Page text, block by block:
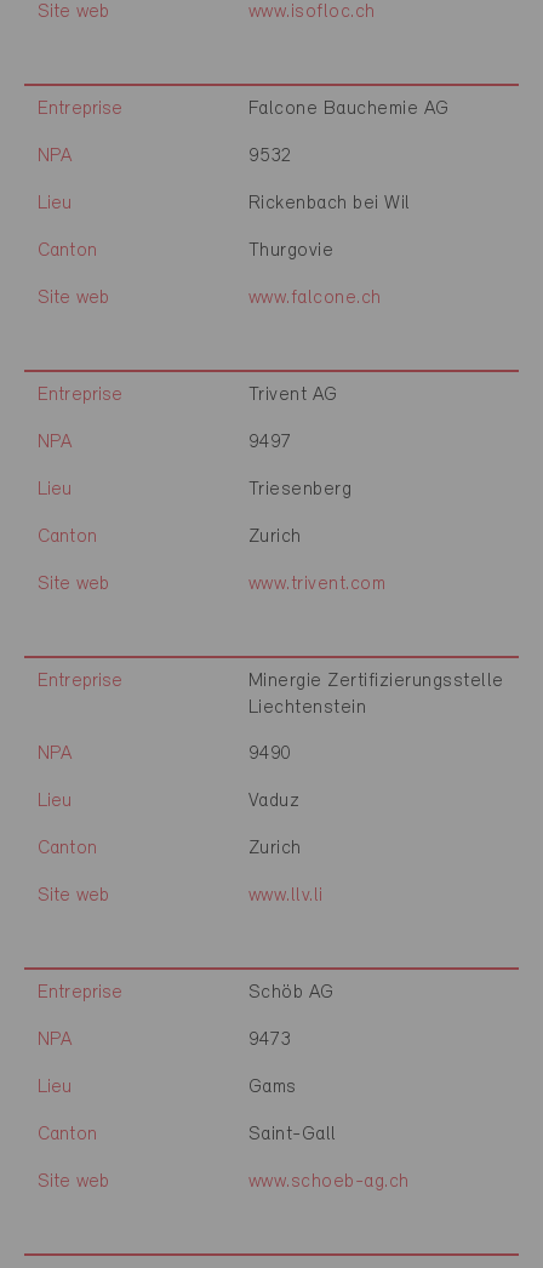
Site web www.isofloc.ch
Entreprise Falcone Bauchemie AG
NPA 9532
Lieu Rickenbach bei Wil
Canton Thurgovie
Site web www.falcone.ch
Entreprise Trivent AG
NPA 9497
Lieu Triesenberg
Canton Zurich
Site web www.trivent.com
Entreprise
Minergie Zertifizierungsstelle
Liechtenstein
NPA 9490
Lieu Vaduz
Canton Zurich
Site web www.llv.li
Entreprise Schöb AG
NPA 9473
Lieu Gams
Canton Saint-Gall
Site web www.schoeb-ag.ch